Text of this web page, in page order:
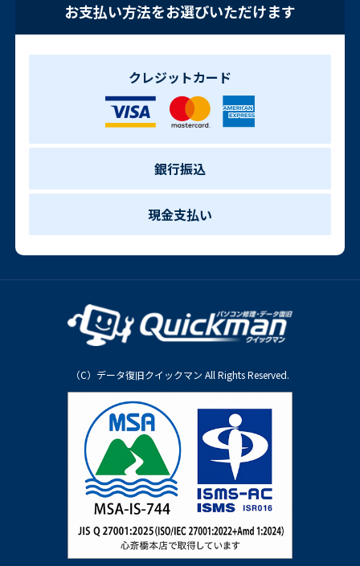
お支払い方法をお選びいただけます
クレジットカード
銀行振込
現金支払い
（C）データ復旧クイックマン All Rights Reserved.